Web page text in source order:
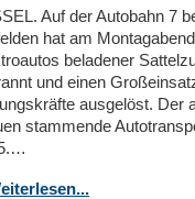
Auf der Autobahn 7
hat am
beladener
und einen
ausgelöst. Der
stammende